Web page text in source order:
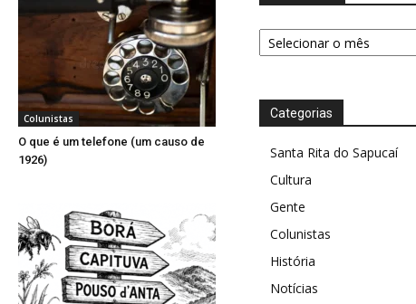
Colunistas
O que é um telefone (um causo de
1926)
DESPENSA
Categorias
Santa Rita do Sapucaí
Cultura
Gente
Colunistas
História
Notícias